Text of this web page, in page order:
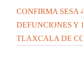
CONFIRMA SESA
DEFUNCIONES Y
TLAXCALA DE